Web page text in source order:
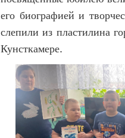
его биографией и
слепили из пластилина
Кунсткамере.